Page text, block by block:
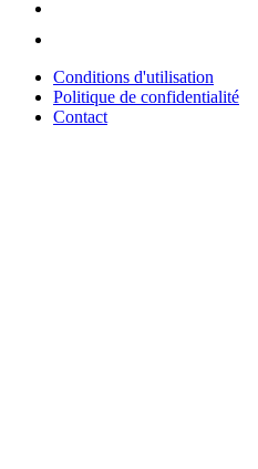
Conditions d'utilisation
Politique de confidentialité
Contact